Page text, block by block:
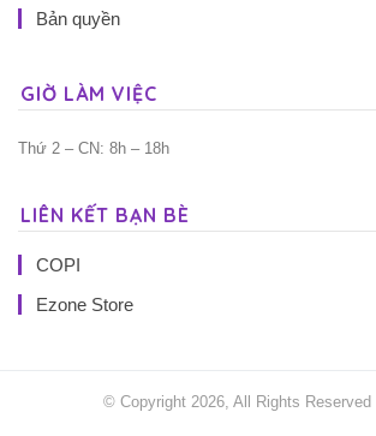
Bản quyền
GIỜ LÀM VIỆC
Thứ 2 – CN: 8h – 18h
LIÊN KẾT BẠN BÈ
COPI
Ezone Store
© Copyright 2026, All Rights Reserved |